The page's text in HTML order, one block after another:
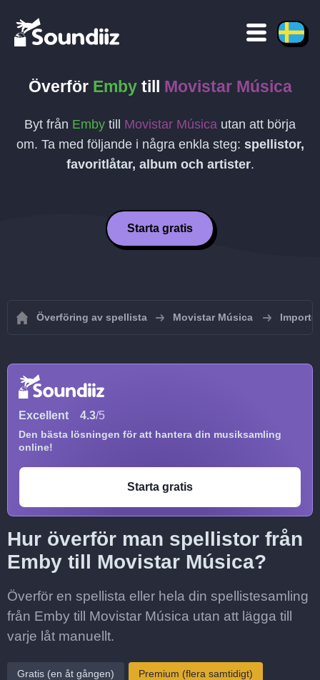
Överför Embytill Movistar Música
Byt från Emby till Movistar Música utan att börja
om. Ta med följande i några enkla steg: spellistor,
favoritlåtar, album och artister.
Starta gratis
Överföring av spellista Movistar Música
Excellent 4.3/5
Den bästa lösningen för att hantera din musiksamling
online!
Starta gratis
Hur överför man spellistor från
Emby till Movistar Música?
Överför en spellista eller hela din spellistesamling
från Emby till Movistar Música utan att lägga till
varje låt manuellt.
Gratis (en åt gången) Premium (flera samtidigt)